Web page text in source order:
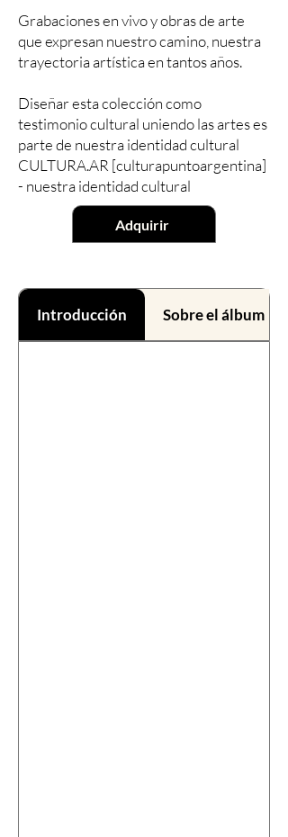
Grabaciones en vivo y obras de arte
que expresan nuestro camino, nuestra
trayectoria artística en tantos años.
Diseñar esta colección como
testimonio cultural uniendo las artes es
parte de nuestra identidad cultural
CULTURA.AR [culturapuntoargentina]
- nuestra identidad cultural
Adquirir
Introducción Sobre el álbum